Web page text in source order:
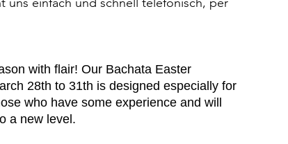
with flair! Our Bachata Easter
28th to 31th is designed especially for
who have some experience and will
a new level.